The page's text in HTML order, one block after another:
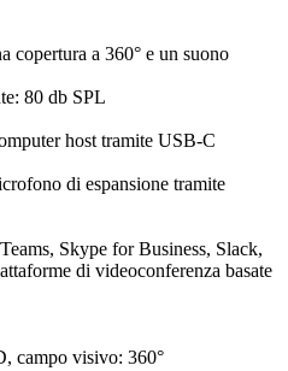
copertura a 360° e un suono
80 db SPL
host tramite USB-C
di espansione tramite
Skype for Business, Slack,
di videoconferenza basate
campo visivo: 360°